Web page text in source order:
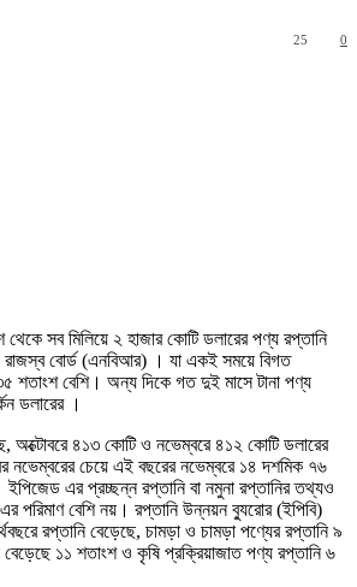
0
25
সব মিলিয়ে ২ হাজার কোটি ডলারের পণ্য রপ্তানি
রাজস্ব বোর্ড (এনবিআর) । যা একই সময়ে বিগত
শতাংশ বেশি। অন্য দিকে গত দুই মাসে টানা পণ্য
ডলারের ।
অক্টোবরে ৪১৩ কোটি ও নভেম্বরে ৪১২ কোটি ডলারের
নভেম্বরের চেয়ে এই বছরের নভেম্বরে ১৪ দশমিক ৭৬
ইপিজেড এর প্রচ্ছন্ন রপ্তানি বা নমুনা রপ্তানির তথ্যও
বেশি নয়। রপ্তানি উন্নয়ন ব্যুরোর (ইপিবি)
রপ্তানি বেড়েছে, চামড়া ও চামড়া পণ্যের রপ্তানি ৯
বেড়েছে ১১ শতাংশ ও কৃষি প্রক্রিয়াজাত পণ্য রপ্তানি ৬